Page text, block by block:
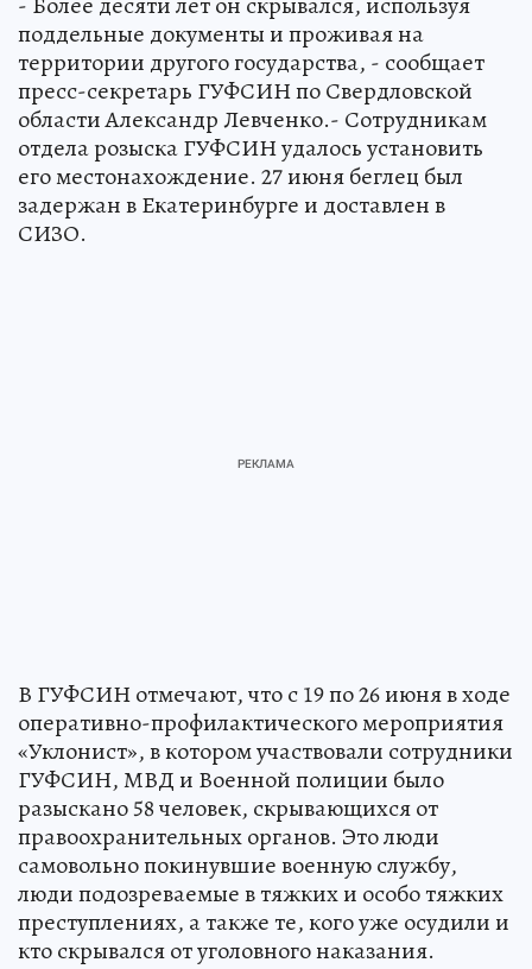
поддельные документы и проживая на
территории другого государства, - сообщает
пресс-секретарь ГУФСИН по Свердловской
области Александр Левченко.- Сотрудникам
отдела розыска ГУФСИН удалось установить
его местонахождение. 27 июня беглец был
задержан в Екатеринбурге и доставлен в
СИЗО.
В ГУФСИН отмечают, что с 19 по 26 июня в ходе
оперативно-профилактического мероприятия
«Уклонист», в котором участвовали сотрудники
ГУФСИН, МВД и Военной полиции было
разыскано 58 человек, скрывающихся от
правоохранительных органов. Это люди
самовольно покинувшие военную службу,
люди подозреваемые в тяжких и особо тяжких
преступлениях, а также те, кого уже осудили и
кто скрывался от уголовного наказания.